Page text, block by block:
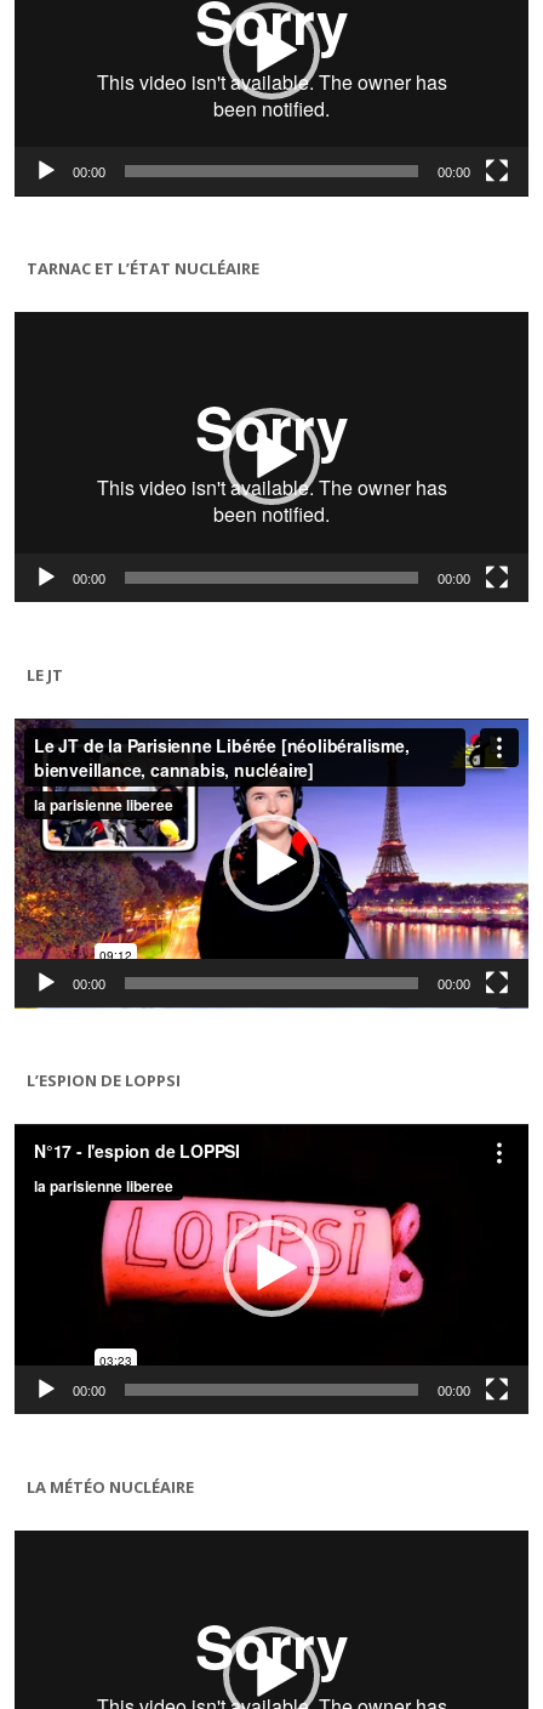
00:00 00:00
TARNAC ET L’ÉTAT NUCLÉAIRE
Lecteur
00:00 00:00
LE JT
Lecteur
vidéo
00:00 00:00
L’ESPION DE LOPPSI
Lecteur
vidéo
00:00 00:00
LA MÉTÉO NUCLÉAIRE
Lecteur